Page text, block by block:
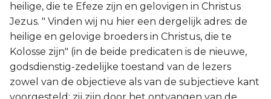
heilige, die te Efeze zijn en gelovigen in Christus
Jezus. " Vinden wij nu hier een dergelijk adres: de
heilige en gelovige broeders in Christus, die te
Kolosse zijn" (in de beide predicaten is de nieuwe,
godsdienstig-zedelijke toestand van de lezers
zowel van de objectieve als van de subjectieve kant